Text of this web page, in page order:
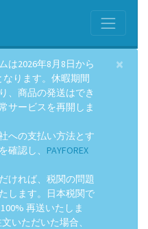
は2026年8月8日から
なります。休暇期間
、商品の発送はでき
サービスを再開しま
への支払い方法とす
確認し、 PAYFOREX
ければ、税関の問題
します。日本税関で
再送いたしま
いただいた場合、
×